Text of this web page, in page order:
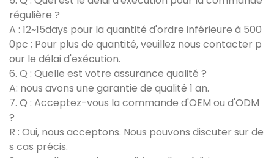
régulière ?
A : 12~15days pour la quantité d'ordre inférieure à 500
0pc ; Pour plus de quantité, veuillez nous contacter p
our le délai d'exécution.
6. Q : Quelle est votre assurance qualité ?
A: nous avons une garantie de qualité 1 an.
7. Q : Acceptez-vous la commande d'OEM ou d'ODM
?
R : Oui, nous acceptons. Nous pouvons discuter sur de
s cas précis.